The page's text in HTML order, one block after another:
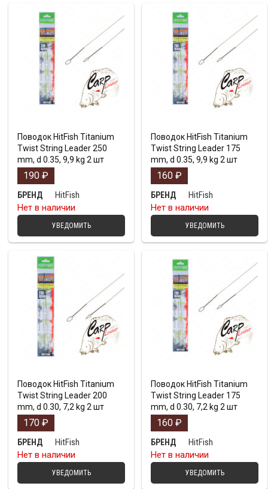
Поводок HitFish Titanium
Twist String Leader 250
mm, d 0.35, 9,9 kg 2 шт
190 ₽
БРЕНД
HitFish
Нет в наличии
УВЕДОМИТЬ
Поводок HitFish Titanium
Twist String Leader 175
mm, d 0.35, 9,9 kg 2 шт
160 ₽
БРЕНД
HitFish
Нет в наличии
УВЕДОМИТЬ
Поводок HitFish Titanium
Twist String Leader 200
mm, d 0.30, 7,2 kg 2 шт
170 ₽
БРЕНД
HitFish
Нет в наличии
УВЕДОМИТЬ
Поводок HitFish Titanium
Twist String Leader 175
mm, d 0.30, 7,2 kg 2 шт
160 ₽
БРЕНД
HitFish
Нет в наличии
УВЕДОМИТЬ